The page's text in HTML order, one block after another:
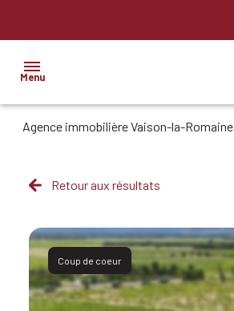
Menu
ACCUEIL
BIENS
BIENS
VENDUS
ESTIMATION
Agence immobilière Vaison-la-Romaine
Retour aux résultats
Coup de coeur